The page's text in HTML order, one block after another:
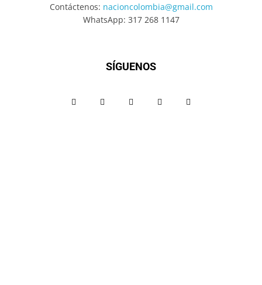
Contáctenos: nacioncolombia@gmail.com
WhatsApp: 317 268 1147
SÍGUENOS